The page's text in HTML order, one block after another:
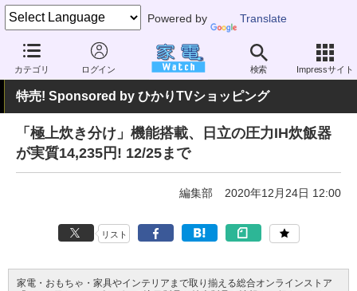
Powered by Translate
カテゴリ ログイン 検索 Impressサイト
家電 Watch 業界動向 セール情報
特売! Sponsored by ひかりTVショッピング
「極上炊き分け」機能搭載、日立の圧力IH炊飯器
が実質14,235円! 12/25まで
編集部 2020年12月24日 12:00
リスト
家電・おもちゃ・家具やインテリアまで取り揃える総合オンラインストア